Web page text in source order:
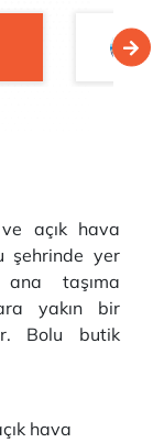
açık hava
şehrinde yer
taşıma
yakın bir
Bolu butik
hava